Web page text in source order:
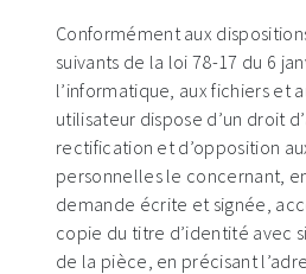
Conformément aux
suivants de la loi 78-17 du 6
l’informatique, aux fichiers et
utilisateur dispose d’un droit
rectification et d’opposition
personnelles le concernant,
demande écrite et signée,
copie du titre d’identité avec
de la pièce, en précisant